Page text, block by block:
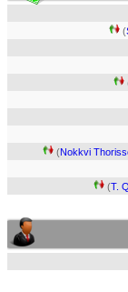
(
(Nokkvi
(T.